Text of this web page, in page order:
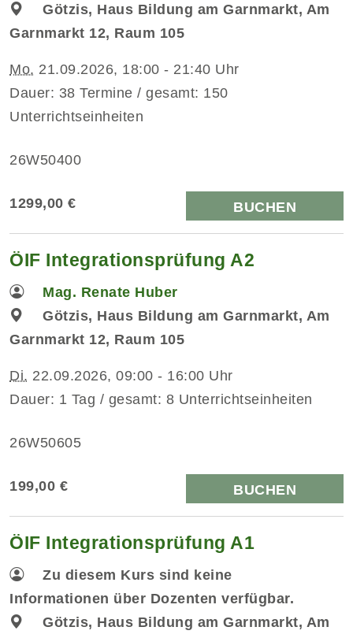
Götzis, Haus Bildung am Garnmarkt, Am
Garnmarkt 12, Raum 105
Mo. 21.09.2026, 18:00 - 21:40 Uhr
Dauer: 38 Termine / gesamt: 150
Unterrichtseinheiten
26W50400
1299,00 € BUCHEN
ÖIF Integrationsprüfung A2
Mag. Renate Huber
Götzis, Haus Bildung am Garnmarkt, Am
Garnmarkt 12, Raum 105
Di. 22.09.2026, 09:00 - 16:00 Uhr
Dauer: 1 Tag / gesamt: 8 Unterrichtseinheiten
26W50605
199,00 € BUCHEN
ÖIF Integrationsprüfung A1
Zu diesem Kurs sind keine
Informationen über Dozenten verfügbar.
Götzis, Haus Bildung am Garnmarkt, Am